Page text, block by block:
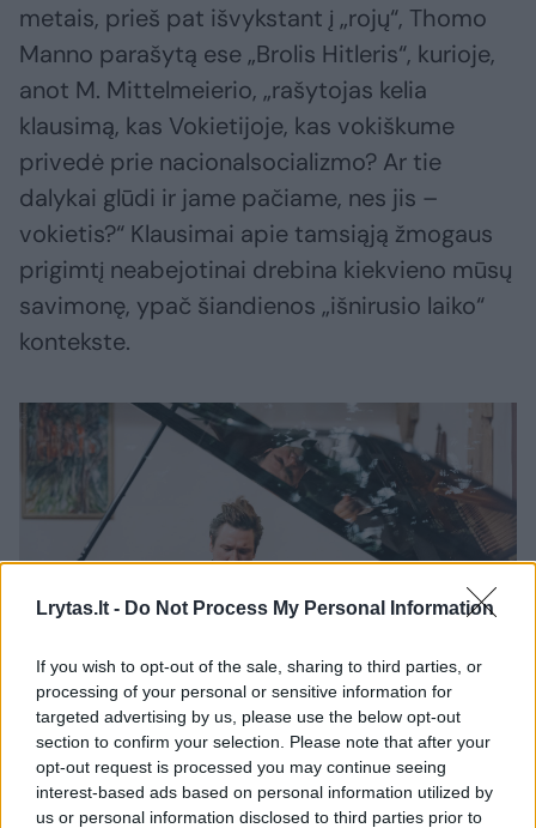
Lrytas.lt - Do Not Process My Personal Information
If you wish to opt-out of the sale, sharing to third parties, or
processing of your personal or sensitive information for
targeted advertising by us, please use the below opt-out
section to confirm your selection. Please note that after your
opt-out request is processed you may continue seeing
interest-based ads based on personal information utilized by
us or personal information disclosed to third parties prior to
metais, prieš pat išvykstant į „rojų“, Thomo
Manno parašytą ese „Brolis Hitleris“, kurioje,
anot M. Mittelmeierio, „rašytojas kelia
klausimą, kas Vokietijoje, kas vokiškume
privedė prie nacionalsocializmo? Ar tie
dalykai glūdi ir jame pačiame, nes jis –
vokietis?“ Klausimai apie tamsiąją žmogaus
prigimtį neabejotinai drebina kiekvieno mūsų
savimonę, ypač šiandienos „išnirusio laiko“
kontekste.
Daugiau nuotraukų (7)
Festivalis.
D.Rimeikos nuotr.